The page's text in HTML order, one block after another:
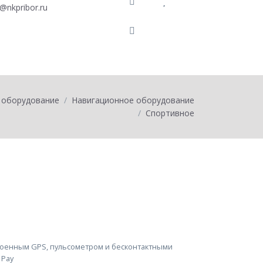
Навигационное оборудование
Спортивное
GPS, пульсометром и бесконтактными